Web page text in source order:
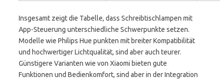
Insgesamt zeigt die Tabelle, dass Schreibtischlampen mit
App-Steuerung unterschiedliche Schwerpunkte setzen.
Modelle wie Philips Hue punkten mit breiter Kompatibilität
und hochwertiger Lichtqualität, sind aber auch teurer.
Günstigere Varianten wie von Xiaomi bieten gute
Funktionen und Bedienkomfort, sind aber in der Integration